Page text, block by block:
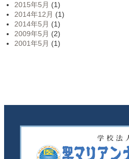
2015年5月 (1)
2014年12月 (1)
2014年5月 (1)
2009年5月 (2)
2001年5月 (1)